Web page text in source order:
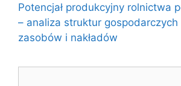
Potencjał produkcyjny rolnictwa
– analiza struktur gospodarczych
zasobów i nakładów